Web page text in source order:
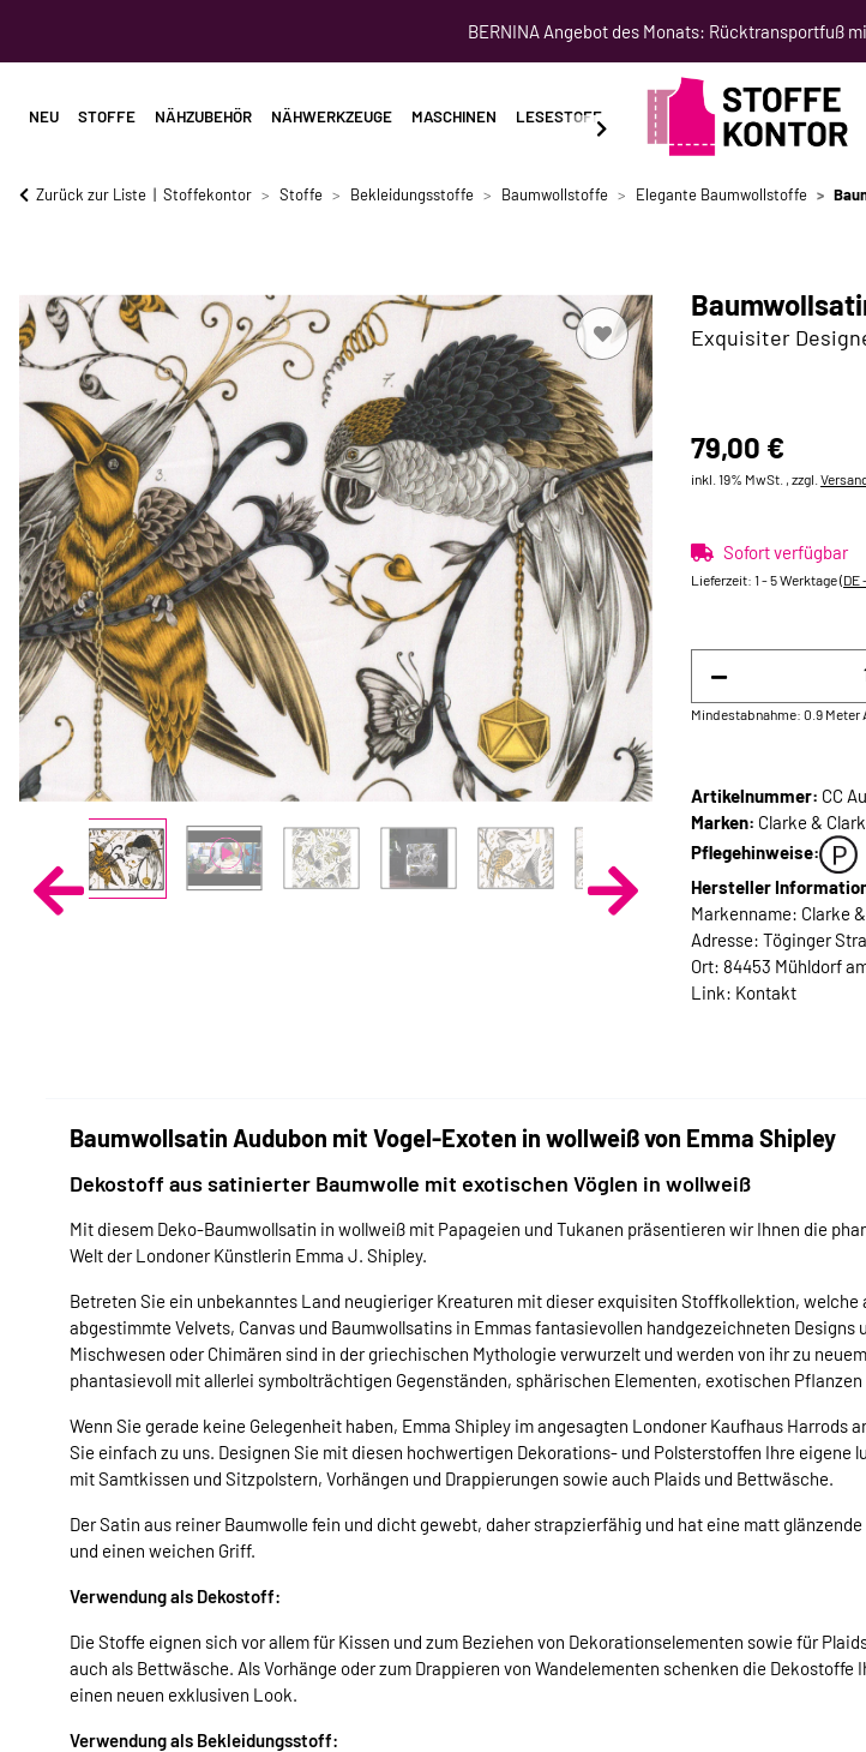
BERNINA Angebot des Monats: Rücktransportfuß
NEU STOFFE NÄHZUBEHÖR NÄHWERKZEUGE MASCHINEN LESESTOFF SCHNITTMUSTER NÄHKURSE
Zurück zur Liste Stoffekontor Stoffe Bekleidungsstoffe Baumwollstoffe Elegante Baumwollstoffe
Exquisiter
79,00 €
inkl. 19% MwSt. , zzgl.
Sofort verfügbar
Lieferzeit: 1 - 5 Werktage(DE
Mindestabnahme: 0.9 Meter
Artikelnummer: CC
Marken: Clarke &
Pflegehinweise:
Hersteller
Markenname: Clarke
Adresse: Töginger
Ort: 84453 Mühldorf
Link: Kontakt
Baumwollsatin Audubon mit Vogel-Exoten in wollweiß von Emma Shipley
Dekostoff aus satinierter Baumwolle mit exotischen Vöglen in wollweiß
Mit diesem Deko-Baumwollsatin in wollweiß mit Papageien und Tukanen präsentieren wir Ihnen die
Welt der Londoner Künstlerin Emma J. Shipley.
Betreten Sie ein unbekanntes Land neugieriger Kreaturen mit dieser exquisiten Stoffkollektion, welche
abgestimmte Velvets, Canvas und Baumwollsatins in Emmas fantasievollen handgezeichneten Designs
Mischwesen oder Chimären sind in der griechischen Mythologie verwurzelt und werden von ihr zu
phantasievoll mit allerlei symbolträchtigen Gegenständen, sphärischen Elementen, exotischen
Wenn Sie gerade keine Gelegenheit haben, Emma Shipley im angesagten Londoner Kaufhaus Harrods
Sie einfach zu uns. Designen Sie mit diesen hochwertigen Dekorations- und Polsterstoffen Ihre eigene
mit Samtkissen und Sitzpolstern, Vorhängen und Drappierungen sowie auch Plaids und Bettwäsche.
Der Satin aus reiner Baumwolle fein und dicht gewebt, daher strapzierfähig und hat eine matt
und einen weichen Griff.
Verwendung als Dekostoff:
Die Stoffe eignen sich vor allem für Kissen und zum Beziehen von Dekorationselementen sowie für
auch als Bettwäsche. Als Vorhänge oder zum Drappieren von Wandelementen schenken die Dekostoffe
einen neuen exklusiven Look.
Verwendung als Bekleidungsstoff: